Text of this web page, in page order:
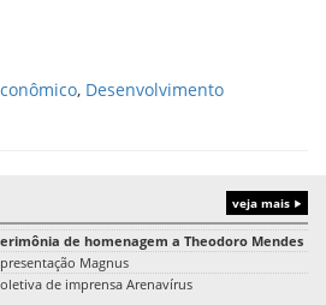
, Desenvolvimento
veja mais
de homenagem a Theodoro Mendes
Magnus
de imprensa Arenavírus